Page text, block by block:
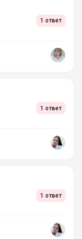
1 ответ
1 ответ
1 ответ